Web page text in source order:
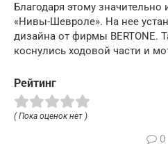
Благодаря этому
«Нивы-Шевроле». На нее
дизайна от фирмы BERTONE.
коснулись ходовой части и
Рейтинг
( Пока оценок нет )
0